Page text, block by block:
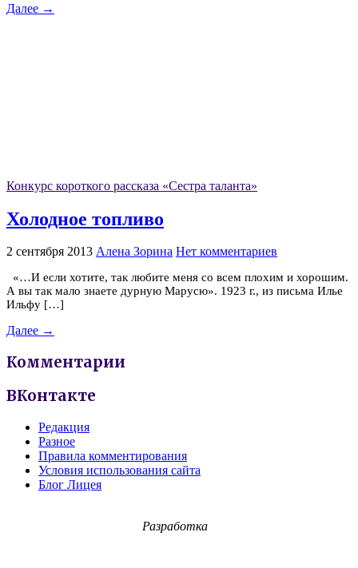
Далее →
Конкурс короткого рассказа «Сестра таланта»
Холодное топливо
2 сентября 2013 Алена Зорина Нет комментариев
«…И если хотите, так любите меня со всем плохим и хорошим.
А вы так мало знаете дурную Марусю». 1923 г., из письма Илье
Ильфу […]
Далее →
Комментарии
ВКонтакте
Редакция
Разное
Правила комментирования
Условия использования сайта
Блог Лицея
Разработка